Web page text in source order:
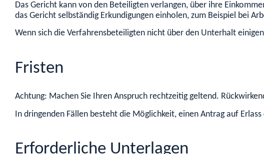
Das Gericht kann von den Beteiligten verlangen, über ihre
das Gericht selbständig Erkundigungen einholen, zum Beispiel bei
Wenn sich die Verfahrensbeteiligten nicht über den Unterhalt
Fristen
Achtung: Machen Sie Ihren Anspruch rechtzeitig geltend.
In dringenden Fällen besteht die Möglichkeit, einen Antrag auf
Erforderliche Unterlagen